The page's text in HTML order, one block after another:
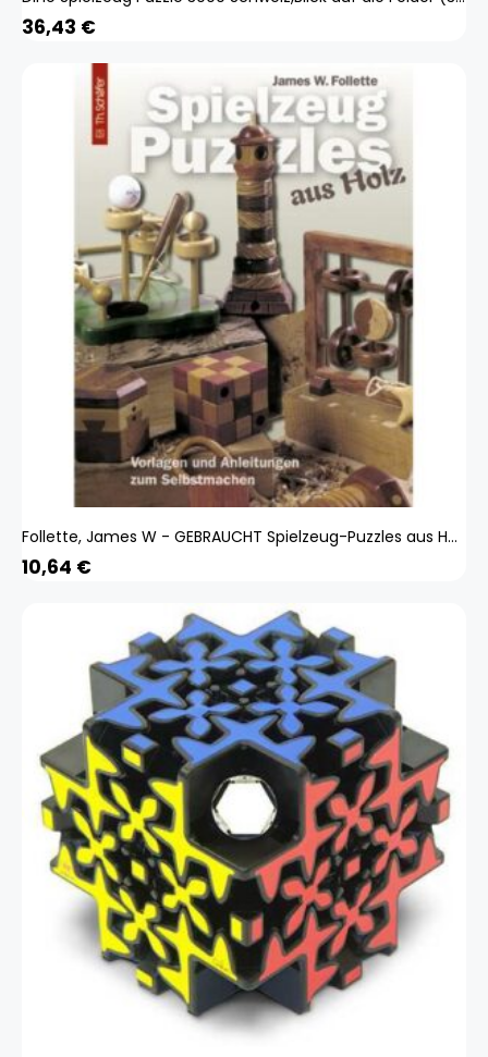
36,43 €
Follette, James W - GEBRAUCHT Spielzeug-Puzzles aus Holz: Vorlagen und Anleitungen zum Selbstmachen - Preis vom 26.03.2025 06:08:55 h
10,64 €